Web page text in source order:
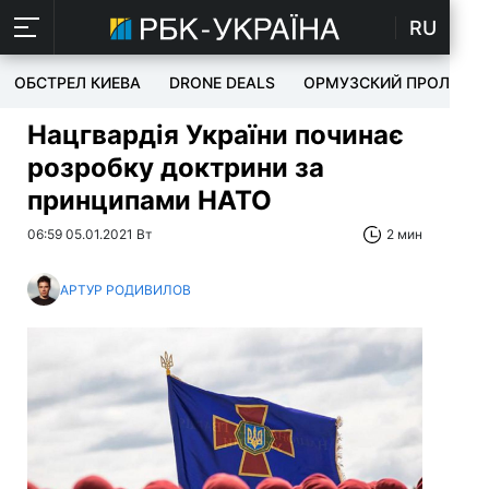
RU
ОБСТРЕЛ КИЕВА DRONE DEALS ОРМУЗСКИЙ ПРОЛИВ
Нацгвардія України починає
розробку доктрини за
принципами НАТО
06:59 05.01.2021 Вт 2 мин
АРТУР РОДИВИЛОВ